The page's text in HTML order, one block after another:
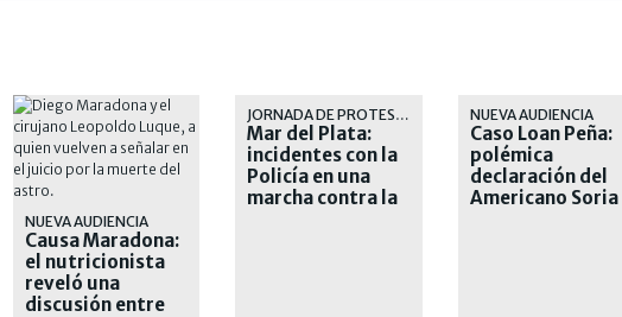
NUEVA AUDIENCIA
Causa Maradona:
el nutricionista
reveló una
discusión entre
JORNADA DE PROTESTA
Mar del Plata:
incidentes con la
Policía en una
marcha contra la
NUEVA AUDIENCIA
Caso Loan Peña:
polémica
declaración del
Americano Soria